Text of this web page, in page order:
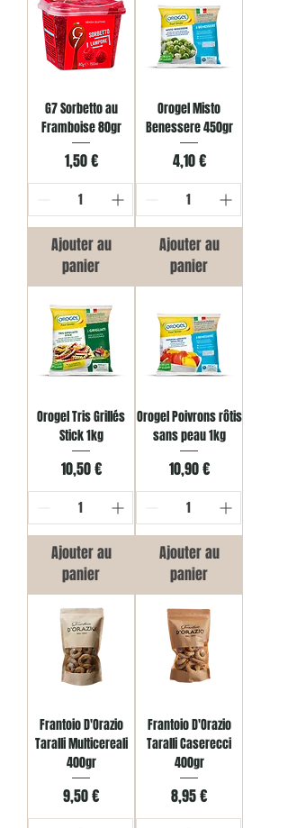
G7 Sorbetto au
Framboise 80gr
Prix
1,50 €
Ajouter au
panier
Orogel Misto
Benessere 450gr
Prix
4,10 €
Ajouter au
panier
Orogel Tris Grillés
Stick 1kg
Prix
10,50 €
Ajouter au
panier
Orogel Poivrons rôtis
sans peau 1kg
Prix
10,90 €
Ajouter au
panier
Frantoio D'Orazio
Taralli Multicereali
400gr
Prix
9,50 €
Frantoio D'Orazio
Taralli Caserecci
400gr
Prix
8,95 €